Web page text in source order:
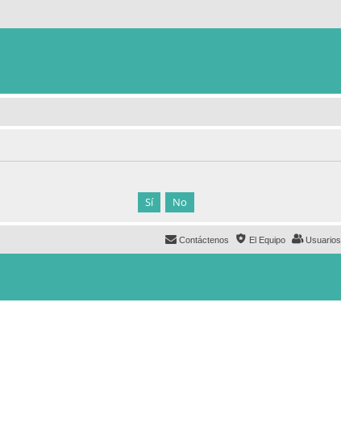
Usuarios
El Equipo
Contáctenos